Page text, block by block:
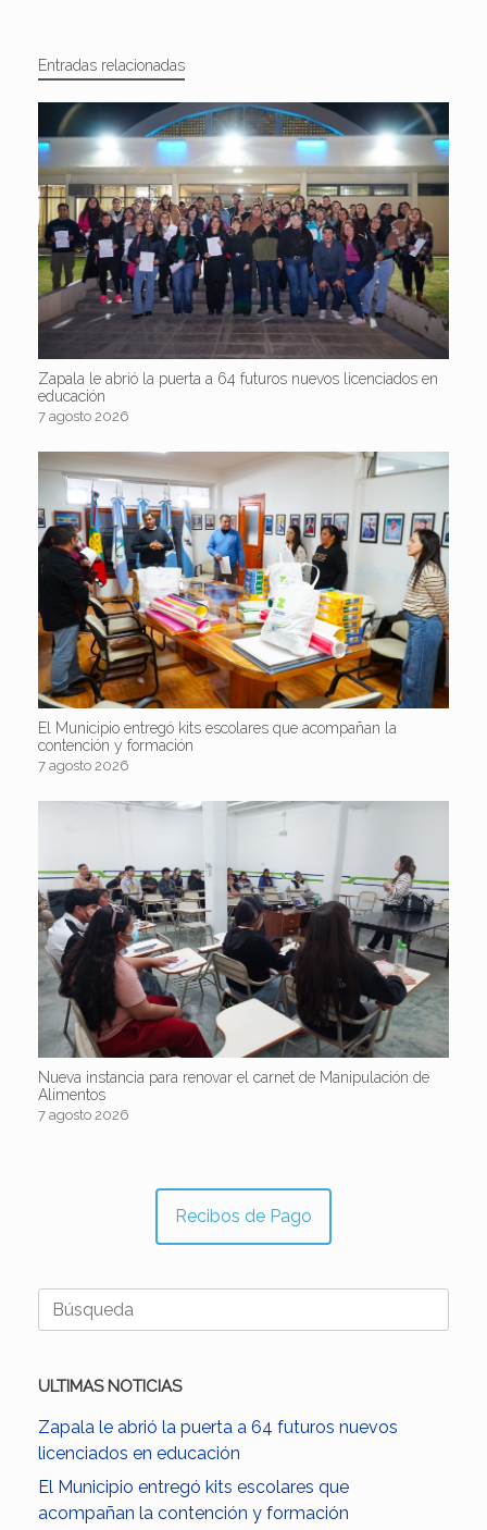
Entradas relacionadas
Zapala le abrió la puerta a 64 futuros nuevos licenciados en
educación
7 agosto 2026
El Municipio entregó kits escolares que acompañan la
contención y formación
7 agosto 2026
Nueva instancia para renovar el carnet de Manipulación de
Alimentos
7 agosto 2026
Recibos de Pago
Buscar:
ULTIMAS NOTICIAS
Zapala le abrió la puerta a 64 futuros nuevos
licenciados en educación
El Municipio entregó kits escolares que
acompañan la contención y formación